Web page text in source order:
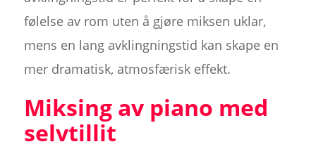
følelse av rom uten å gjøre miksen uklar,
mens en lang avklingningstid kan skape en
mer dramatisk, atmosfærisk effekt.
Miksing av piano med
selvtillit